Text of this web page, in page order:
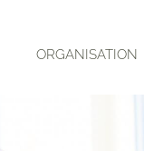
ORGANISATION